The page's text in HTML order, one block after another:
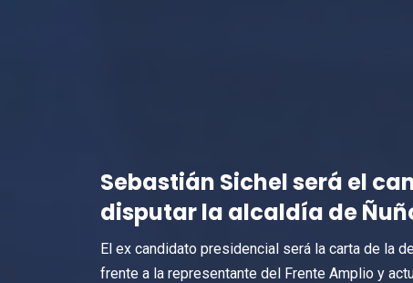
Sebastián Sichel será el
disputar la alcaldía de
El ex candidato presidencial será la carta de la
frente a la representante del Frente Amplio y